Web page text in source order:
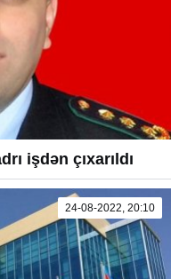
işdən çıxarıldı
24-08-2022, 20:10